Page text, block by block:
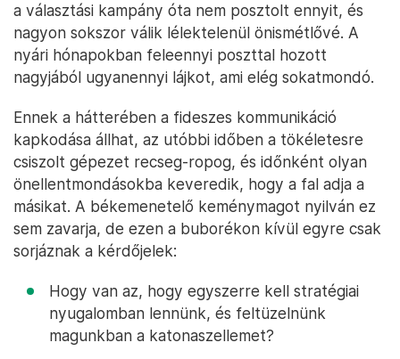
a választási kampány óta nem posztolt ennyit, és
nagyon sokszor válik lélektelenül önismétlővé. A
nyári hónapokban feleennyi poszttal hozott
nagyjából ugyanennyi lájkot, ami elég sokatmondó.
Ennek a hátterében a fideszes kommunikáció
kapkodása állhat, az utóbbi időben a tökéletesre
csiszolt gépezet recseg-ropog, és időnként olyan
önellentmondásokba keveredik, hogy a fal adja a
másikat. A békemenetelő keménymagot nyilván ez
sem zavarja, de ezen a buborékon kívül egyre csak
sorjáznak a kérdőjelek:
Hogy van az, hogy egyszerre kell stratégiai
nyugalomban lennünk, és feltüzelnünk
magunkban a katonaszellemet?